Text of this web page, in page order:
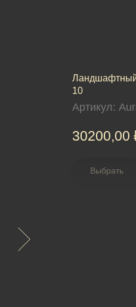
Ландшафтный
10
Артикул:
30200,00
Выбрать